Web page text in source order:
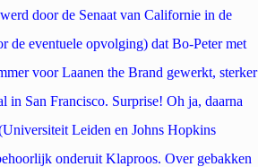
door de Senaat van Californie in de
de eventuele opvolging) dat Bo-Peter met
voor Laanen the Brand gewerkt, sterker
in San Francisco. Surprise! Oh ja, daarna
Leiden en Johns Hopkins
onderuit Klaproos. Over gebakken